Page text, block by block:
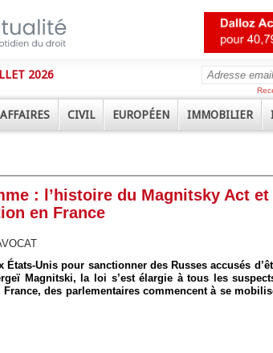
2026
AFFAIRES CIVIL EUROPÉEN IMMOBILIER
: l’histoire du Magnitsky Act et
en France
États-Unis pour sanctionner des Russes accusés
Magnitski, la loi s’est élargie à tous les
des parlementaires commencent à se